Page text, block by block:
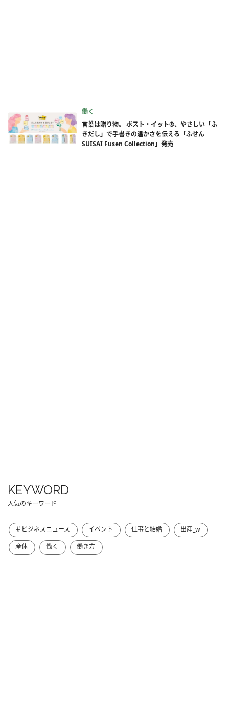
働く
言葉は贈り物。 ポスト・イット®、やさしい「ふ
きだし」で手書きの温かさを伝える「ふせん
SUISAI Fusen Collection」発売
KEYWORD
人気のキーワード
＃ビジネスニュース イベント 仕事と結婚
出産_w
産休
働く 働き方